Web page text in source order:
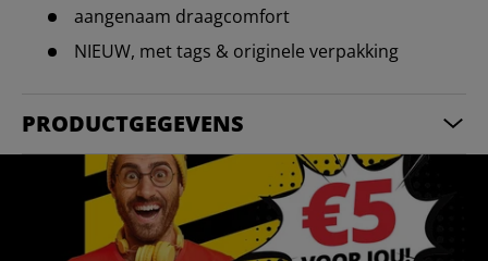
aangenaam draagcomfort
NIEUW, met tags & originele verpakking
PRODUCTGEGEVENS